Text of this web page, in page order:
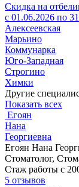
Скидка на
с 01.06.2026 по
Алексеевская
Марьино
Коммунарка
Юго-Западная
Строгино
Химки
Другие
Показать всех
Егоян
Нана
Георгиевна
Егоян Нана
Стоматолог,
Стаж работы с
5 отзывов